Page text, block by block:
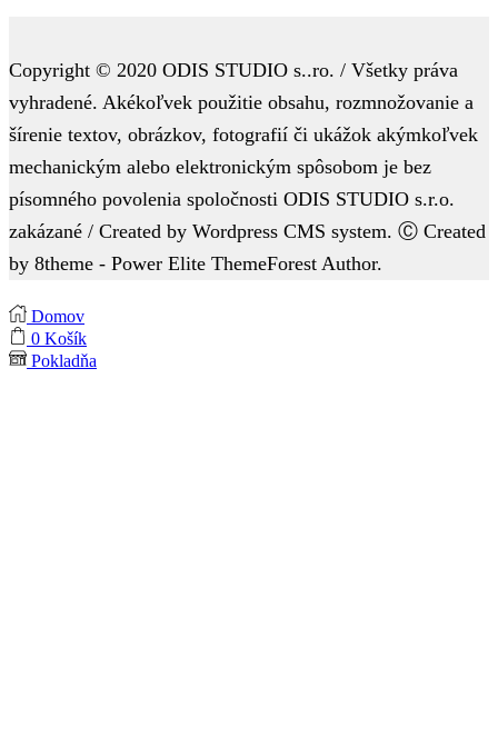
Copyright © 2020 ODIS STUDIO s..ro. / Všetky práva
vyhradené. Akékoľvek použitie obsahu, rozmnožovanie a
šírenie textov, obrázkov, fotografií či ukážok akýmkoľvek
mechanickým alebo elektronickým spôsobom je bez
písomného povolenia spoločnosti ODIS STUDIO s.r.o.
zakázané / Created by Wordpress CMS system. Ⓒ Created
by 8theme - Power Elite ThemeForest Author.
Domov
0 Košík
Pokladňa